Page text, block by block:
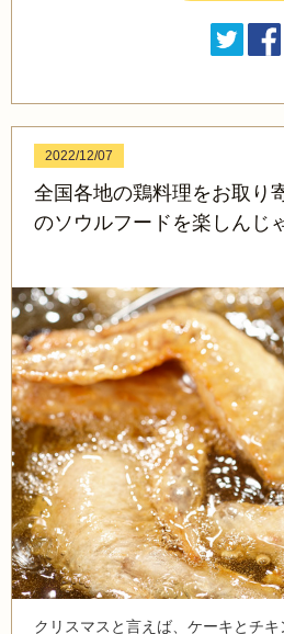
2022/12/07
全国各地の鶏料理をお取り
のソウルフードを楽しんじ
クリスマスと言えば、ケーキとチ